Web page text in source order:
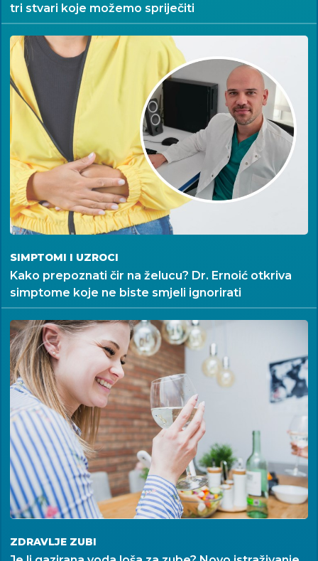
tri stvari koje možemo spriječiti
SIMPTOMI I UZROCI
Kako prepoznati čir na želucu? Dr. Ernoić otkriva
simptome koje ne biste smjeli ignorirati
ZDRAVLJE ZUBI